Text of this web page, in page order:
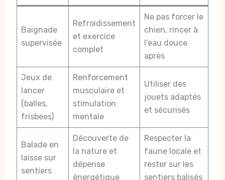
Baignade
supervisée
Refroidissement
et exercice
complet
Ne pas forcer le
chien, rincer à
l’eau douce
après
Jeux de
lancer
(balles,
frisbees)
Renforcement
musculaire et
stimulation
mentale
Utiliser des
jouets adaptés
et sécurisés
Balade en
laisse sur
sentiers
Découverte de
la nature et
dépense
énergétique
Respecter la
faune locale et
rester sur les
sentiers balisés